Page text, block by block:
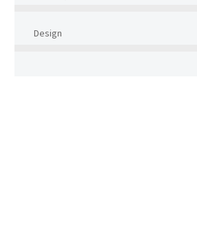
Design